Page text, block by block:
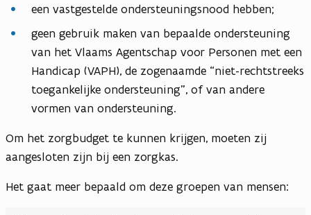
een vastgestelde ondersteuningsnood hebben;
geen gebruik maken van bepaalde ondersteuning
van het Vlaams Agentschap voor Personen met een
Handicap (VAPH), de zogenaamde “niet-rechtstreeks
toegankelijke ondersteuning", of van andere
vormen van ondersteuning.
Om het zorgbudget te kunnen krijgen, moeten zij
aangesloten zijn bij een zorgkas.
Het gaat meer bepaald om deze groepen van mensen: